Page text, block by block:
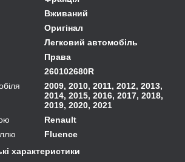
Вживаний
Оригінал
Легковий автомобіль
Права
260102680R
2009, 2010, 2011, 2012, 2013,
2014, 2015, 2016, 2017, 2018,
2019, 2020, 2021
Renault
Fluence
характеристики